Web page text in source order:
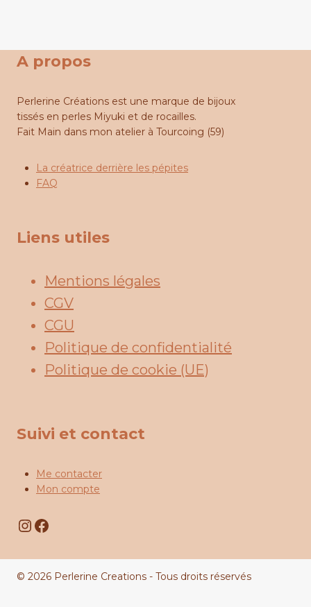
A propos
Perlerine Créations est une marque de bijoux
tissés en perles Miyuki et de rocailles.
Fait Main dans mon atelier à Tourcoing (59)
La créatrice derrière les pépites
FAQ
Liens utiles
Mentions légales
CGV
CGU
Politique de confidentialité
Politique de cookie (UE)
Suivi et contact
Me contacter
Mon compte
Instagram
Facebook
© 2026 Perlerine Creations - Tous droits réservés